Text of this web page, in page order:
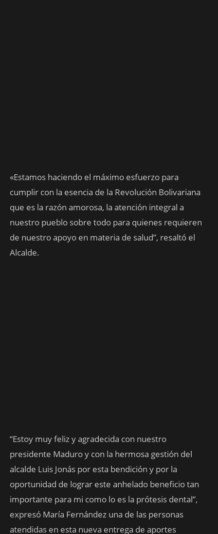
«Estamos haciendo el máximo esfuerzo para
cumplir con la esencia de la Revolución Bolivariana
que es la razón amorosa, la atención integral a
nuestro pueblo sobre todo para quienes requieren
de nuestro apoyo en materia de salud”, resaltó el
Alcalde.
“Estoy muy feliz y agradecida con nuestro
presidente Maduro y con la hermosa gestión del
alcalde Luis Jonás por esta bendición y por la
oportunidad de lograr este anhelado beneficio tan
importante para mi como lo es la prótesis dental”,
expresó María Fernández una de las personas
atendidas en esta nueva entrega de aportes